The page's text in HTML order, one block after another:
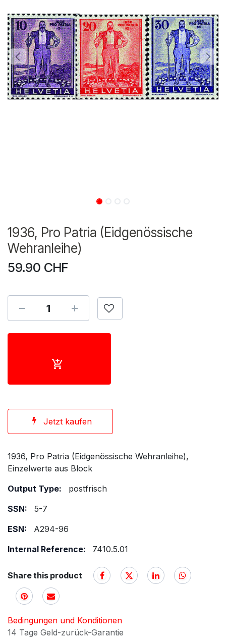
1936, Pro Patria (Eidgenössische
Wehranleihe)
59.90 CHF
Jetzt kaufen
1936, Pro Patria (Eidgenössische Wehranleihe),
Einzelwerte aus Block
Output Type:
postfrisch
SSN:
5-7
ESN:
A294-96
Internal Reference:
7410.5.01
Share this product
Bedingungen und Konditionen
14 Tage Geld-zurück-Garantie